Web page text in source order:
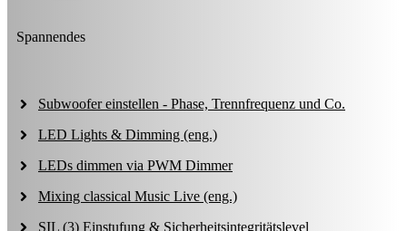
Spannendes
Subwoofer einstellen - Phase, Trennfrequenz und Co.
LED Lights & Dimming (eng.)
LEDs dimmen via PWM Dimmer
Mixing classical Music Live (eng.)
SIL (3) Einstufung & Sicherheitsintegritätslevel